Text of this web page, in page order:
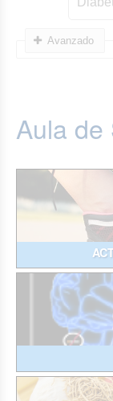
Avanzado
Aula de